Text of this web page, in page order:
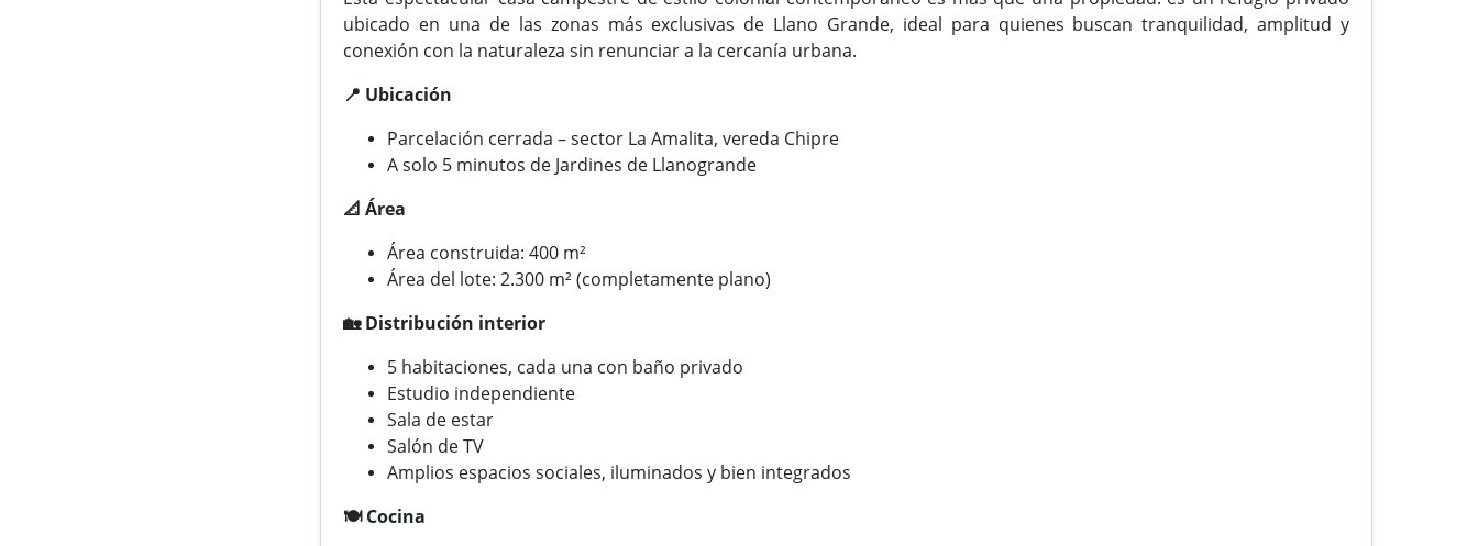
ubicado en una de las zonas más exclusivas de Llano Grande, ideal para quienes buscan tranquilidad, amplitud y
conexión con la naturaleza sin renunciar a la cercanía urbana.
📍 Ubicación
Parcelación cerrada – sector La Amalita, vereda Chipre
A solo 5 minutos de Jardines de Llanogrande
📐 Área
Área construida: 400 m²
Área del lote: 2.300 m² (completamente plano)
🏡 Distribución interior
5 habitaciones, cada una con baño privado
Estudio independiente
Sala de estar
Salón de TV
Amplios espacios sociales, iluminados y bien integrados
🍽️ Cocina